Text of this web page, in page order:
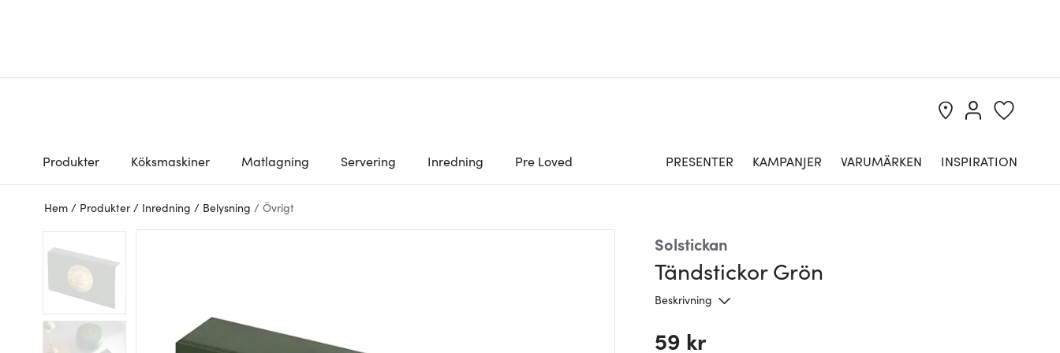
Produkter Köksmaskiner Matlagning Servering Inredning Pre Loved PRESENTER KAMPANJER VARUMÄRKEN INSPIRATION
Hem / Produkter / Inredning / Belysning / Övrigt
Solstickan
Tändstickor Grön
Beskrivning
59 kr